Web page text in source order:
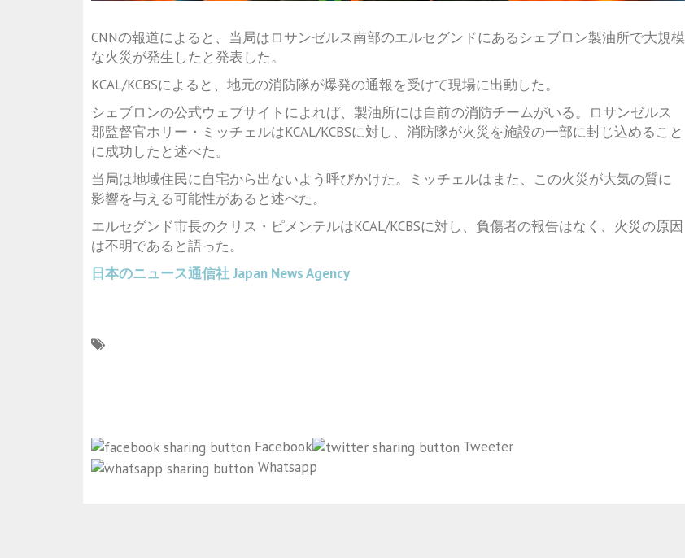
CNNの報道によると、当局はロサンゼルス南部のエルセグンドにあるシェブロン製油所で大規模
な火災が発生したと発表した。
KCAL/KCBSによると、地元の消防隊が爆発の通報を受けて現場に出動した。
シェブロンの公式ウェブサイトによれば、製油所には自前の消防チームがいる。ロサンゼルス
郡監督官ホリー・ミッチェルはKCAL/KCBSに対し、消防隊が火災を施設の一部に封じ込めること
に成功したと述べた。
当局は地域住民に自宅から出ないよう呼びかけた。ミッチェルはまた、この火災が大気の質に
影響を与える可能性があると述べた。
エルセグンド市長のクリス・ピメンテルはKCAL/KCBSに対し、負傷者の報告はなく、火災の原因
は不明であると語った。
日本のニュース通信社 Japan News Agency
Facebook
Tweeter
Whatsapp